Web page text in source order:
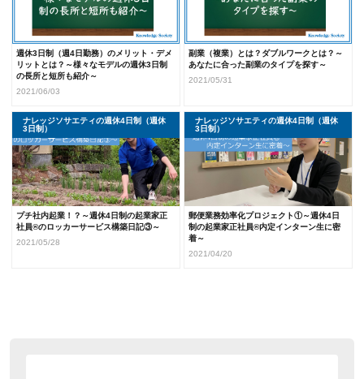
週休3日制（週4日勤務）のメリット・デメ
リットとは？～様々なモデルの週休3日制
の長所と短所も紹介～
2021/06/03
副業（複業）とは？ダブルワークとは？～
あなたに合った副業のタイプを探す～
2021/05/31
プチ社内起業！？～週休4日制の起業家正
社員®のロッカーサービス構築日記③～
2021/05/28
ナレッジソサエティ採用情報
ナレッジソサエティの週休4日制（週休
3日制）
郵便業務効率化プロジェクト①～週休4日
制の起業家正社員®内定インターン生に密
着～
2021/04/20
ナレッジソサエティ採用情報
ナレッジソサエティの週休4日制（週休
3日制）